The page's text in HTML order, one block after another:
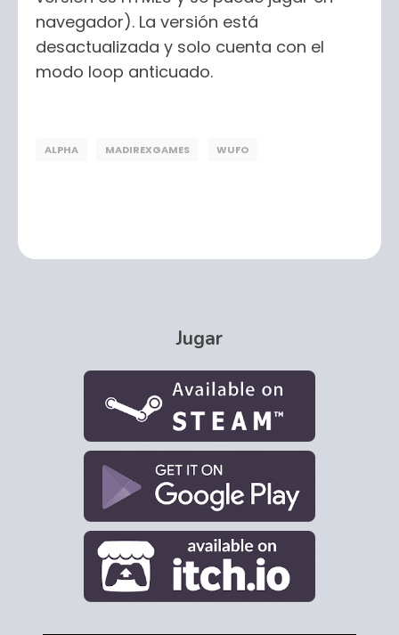
navegador). La versión está
desactualizada y solo cuenta con el
modo loop anticuado.
ALPHA MADIREXGAMES WUFO
Jugar